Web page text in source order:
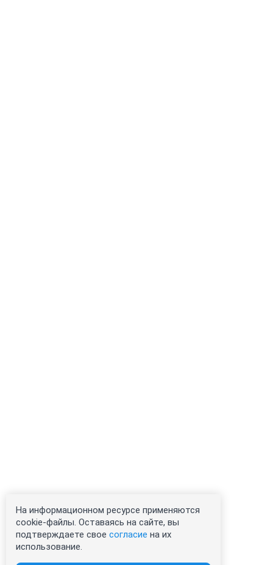
На информационном ресурсе применяются
cookie-файлы. Оставаясь на сайте, вы
подтверждаете свое согласие на их
использование.